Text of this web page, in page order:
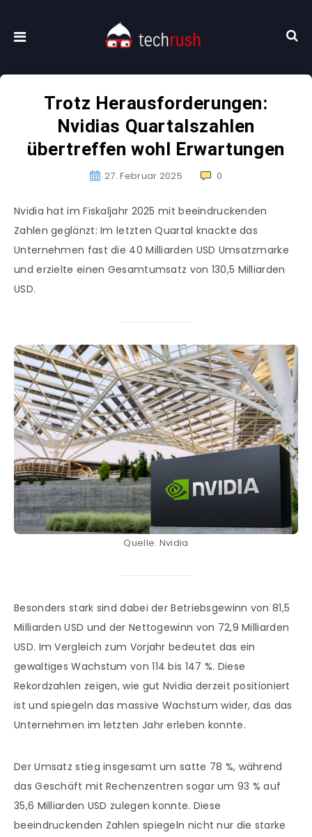
Trotz Herausforderungen:
Nvidias Quartalszahlen
übertreffen wohl Erwartungen
27. Februar 2025 0
Nvidia hat im Fiskaljahr 2025 mit beeindruckenden
Zahlen geglänzt: Im letzten Quartal knackte das
Unternehmen fast die 40 Milliarden USD Umsatzmarke
und erzielte einen Gesamtumsatz von 130,5 Milliarden
USD.
Quelle: Nvidia
Besonders stark sind dabei der Betriebsgewinn von 81,5
Milliarden USD und der Nettogewinn von 72,9 Milliarden
USD. Im Vergleich zum Vorjahr bedeutet das ein
gewaltiges Wachstum von 114 bis 147 %. Diese
Rekordzahlen zeigen, wie gut Nvidia derzeit positioniert
ist und spiegeln das massive Wachstum wider, das das
Unternehmen im letzten Jahr erleben konnte.
Der Umsatz stieg insgesamt um satte 78 %, während
das Geschäft mit Rechenzentren sogar um 93 % auf
35,6 Milliarden USD zulegen konnte. Diese
beeindruckenden Zahlen spiegeln nicht nur die starke